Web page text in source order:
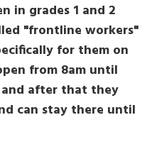
in grades 1 and 2
"frontline workers"
for them on
from 8am until
after that they
can stay there until